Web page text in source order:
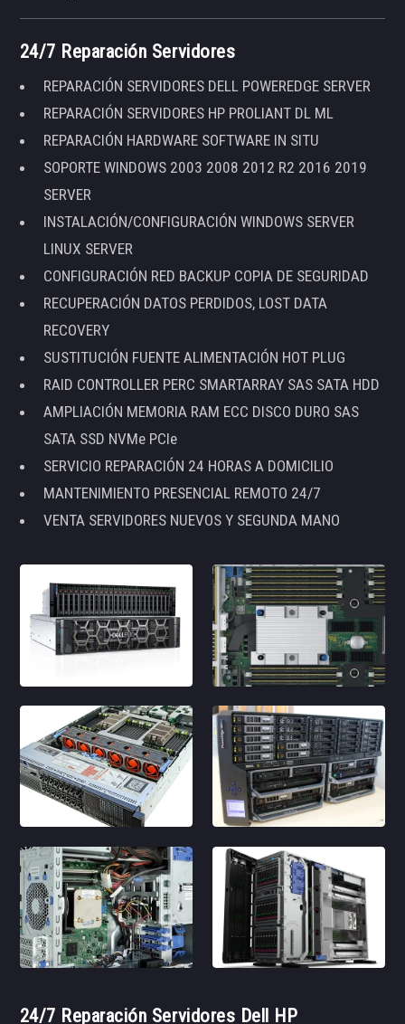
24/7 Reparación Servidores
REPARACIÓN SERVIDORES DELL POWEREDGE SERVER
REPARACIÓN SERVIDORES HP PROLIANT DL ML
REPARACIÓN HARDWARE SOFTWARE IN SITU
SOPORTE WINDOWS 2003 2008 2012 R2 2016 2019
SERVER
INSTALACIÓN/CONFIGURACIÓN WINDOWS SERVER
LINUX SERVER
CONFIGURACIÓN RED BACKUP COPIA DE SEGURIDAD
RECUPERACIÓN DATOS PERDIDOS, LOST DATA
RECOVERY
SUSTITUCIÓN FUENTE ALIMENTACIÓN HOT PLUG
RAID CONTROLLER PERC SMARTARRAY SAS SATA HDD
AMPLIACIÓN MEMORIA RAM ECC DISCO DURO SAS
SATA SSD NVMe PCIe
SERVICIO REPARACIÓN 24 HORAS A DOMICILIO
MANTENIMIENTO PRESENCIAL REMOTO 24/7
VENTA SERVIDORES NUEVOS Y SEGUNDA MANO
24/7 Reparación Servidores Dell HP